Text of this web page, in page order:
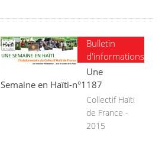
Bulletin
d'informations
Une
Semaine en Haïti-n°1187
Collectif Haïti
de France -
2015